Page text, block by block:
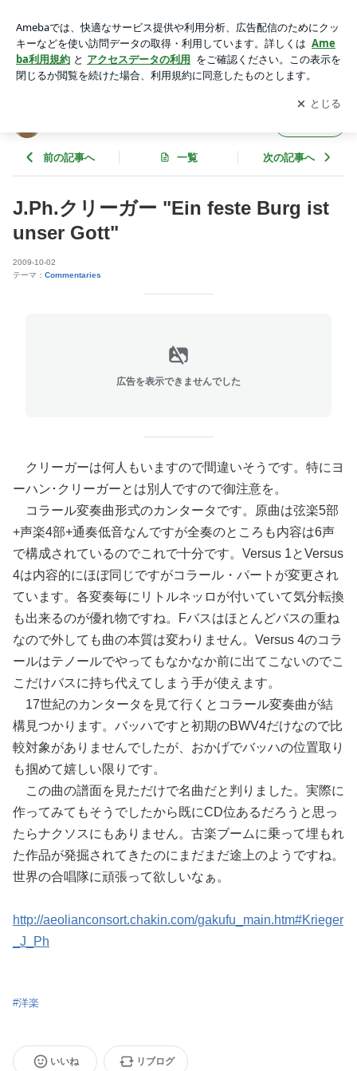
mble Aeolian Consort
アプリをダウンロードして ブログの更新通知
を受け取りまし
ょう。
開く
前の記事へ 一覧 次の記事へ
J.Ph.クリーガー "Ein feste Burg ist
unser Gott"
2009-10-02
テーマ： Commentaries
広告を表示できませんでした
クリーガーは何人もいますので間違いそうです。特にヨ
ーハン･クリーガーとは別人ですので御注意を。
コラール変奏曲形式のカンタータです。原曲は弦楽5部
+声楽4部+通奏低音なんですが全奏のところも内容は6声
で構成されているのでこれで十分です。Versus 1とVersus
4は内容的にほぼ同じですがコラール・パートが変更され
ています。各変奏毎にリトルネッロが付いていて気分転換
も出来るのが優れ物ですね。Fバスはほとんどバスの重ね
なので外しても曲の本質は変わりません。Versus 4のコラ
ールはテノールでやってもなかなか前に出てこないのでこ
こだけバスに持ち代えてしまう手が使えます。
17世紀のカンタータを見て行くとコラール変奏曲が結
構見つかります。バッハですと初期のBWV4だけなので比
較対象がありませんでしたが、おかげでバッハの位置取り
も掴めて嬉しい限りです。
この曲の譜面を見ただけで名曲だと判りました。実際に
作ってみてもそうでしたから既にCD位あるだろうと思っ
たらナクソスにもありません。古楽ブームに乗って埋もれ
た作品が発掘されてきたのにまだまだ途上のようですね。
世界の合唱隊に頑張って欲しいなぁ。
http://aeolianconsort.chakin.com/gakufu_main.htm#Krieger
_J_Ph
#洋楽
いいね リブログ